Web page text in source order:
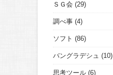
ＳＧ会 (29)
調べ事 (4)
ソフト (86)
バングラデシュ (10)
思考ツール (6)